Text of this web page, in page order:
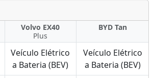
Volvo EX40
Plus
BYD Tan
Veículo Elétrico
a Bateria (BEV)
Veículo Elétrico
a Bateria (BEV)